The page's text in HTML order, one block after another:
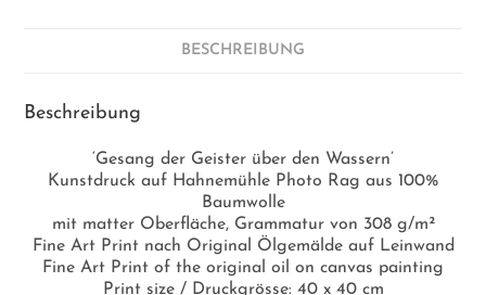
BESCHREIBUNG
Beschreibung
‘Gesang der Geister über den Wassern’
Kunstdruck auf Hahnemühle Photo Rag aus 100%
Baumwolle
mit matter Oberfläche, Grammatur von 308 g/m²
Fine Art Print nach Original Ölgemälde auf Leinwand
Fine Art Print of the original oil on canvas painting
Print size / Druckgrösse: 40 x 40 cm